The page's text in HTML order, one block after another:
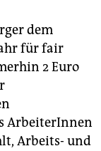
dem
für fair
2 Euro
ArbeiterInnen
Arbeits- und